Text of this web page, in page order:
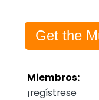
Get the
Miembros:
¡regístrese